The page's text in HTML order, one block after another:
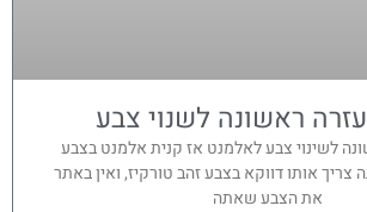
ראשונה לשנוי צבע
לשינוי צבע לאלמנט אז קנית אלמנט בצבע
צריך אותו דווקא בצבע זהב טורקיז, ואין באתר
את הצבע שאתה